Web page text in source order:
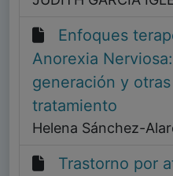
Enfoques
Anorexia
generación y
tratamiento
Helena Sánchez-
Trastorno por